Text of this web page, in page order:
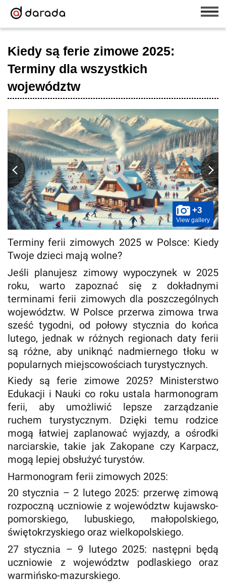
Kiedy są ferie zimowe 2025:
Terminy dla wszystkich
województw
+3
View gallery
Terminy ferii zimowych 2025 w Polsce: Kiedy
Twoje dzieci mają wolne?
Jeśli planujesz zimowy wypoczynek w 2025
roku, warto zapoznać się z dokładnymi
terminami ferii zimowych dla poszczególnych
województw. W Polsce przerwa zimowa trwa
sześć tygodni, od połowy stycznia do końca
lutego, jednak w różnych regionach daty ferii
są różne, aby uniknąć nadmiernego tłoku w
popularnych miejscowościach turystycznych.
Kiedy są ferie zimowe 2025? Ministerstwo
Edukacji i Nauki co roku ustala harmonogram
ferii, aby umożliwić lepsze zarządzanie
ruchem turystycznym. Dzięki temu rodzice
mogą łatwiej zaplanować wyjazdy, a ośrodki
narciarskie, takie jak Zakopane czy Karpacz,
mogą lepiej obsłużyć turystów.
Harmonogram ferii zimowych 2025:
20 stycznia – 2 lutego 2025: przerwę zimową
rozpoczną uczniowie z województw kujawsko-
pomorskiego, lubuskiego, małopolskiego,
świętokrzyskiego oraz wielkopolskiego.
27 stycznia – 9 lutego 2025: następni będą
uczniowie z województw podlaskiego oraz
warmińsko-mazurskiego.